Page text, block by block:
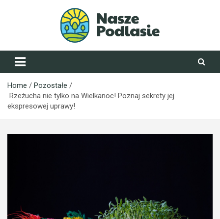
NaszePodlasie.pl
Home
Pozostałe
Rzeżucha nie tylko na Wielkanoc! Poznaj sekrety jej
ekspresowej uprawy!